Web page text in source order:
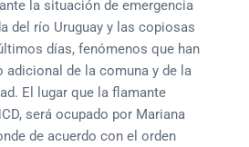
la situación de emergencia
del río Uruguay y las copiosas
días, fenómenos que han
adicional de la comuna y de la
El lugar que la flamante
será ocupado por Mariana
de acuerdo con el orden